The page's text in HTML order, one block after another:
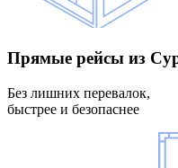
Прямые рейсы из
Без лишних перевалок,
быстрее и безопаснее